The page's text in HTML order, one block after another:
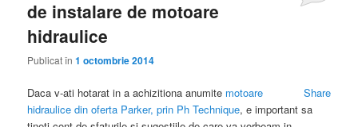
de instalare de motoare
hidraulice
Publicat în1 octombrie 2014
Share
Daca v-ati hotarat in a achizitiona anumite motoare
hidraulice din oferta Parker, prin Ph Technique, e important sa